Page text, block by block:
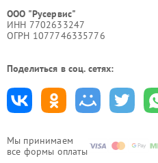
Мы принимаем
все формы оплаты
ООО "Русервис"
ИНН 7702633247
ОГРН 1077746335776
Поделиться в соц. сетях: